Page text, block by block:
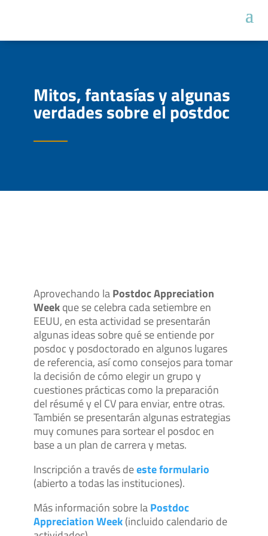
Mitos, fantasías y algunas
verdades sobre el postdoc
Aprovechando laPostdoc Appreciation
Weekque se celebra cada setiembre en
EEUU, en esta actividad se presentarán
algunas ideas sobre qué se entiende por
posdoc y posdoctorado en algunos lugares
de referencia, así como consejos para tomar
la decisión de cómo elegir un grupo y
cuestiones prácticas como la preparación
del résumé y el CV para enviar, entre otras.
También se presentarán algunas estrategias
muy comunes para sortear el posdoc en
base a un plan de carrera y metas.
Inscripción a través deeste formulario
(abierto a todas las instituciones).
Más información sobre laPostdoc
Appreciation Week(incluido calendario de